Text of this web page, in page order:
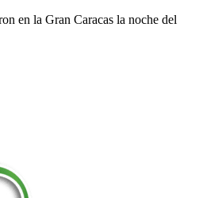
en la Gran Caracas la noche del